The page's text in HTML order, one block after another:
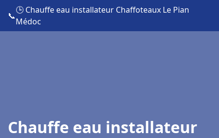
📞
🕒 Chauffe eau installateur Chaffoteaux Le Pian
Médoc
Chauffe eau installateur